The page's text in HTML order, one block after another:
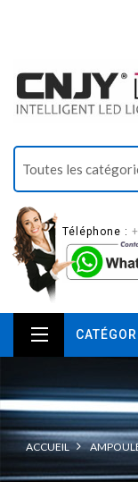
Téléphone :
ACCUEIL